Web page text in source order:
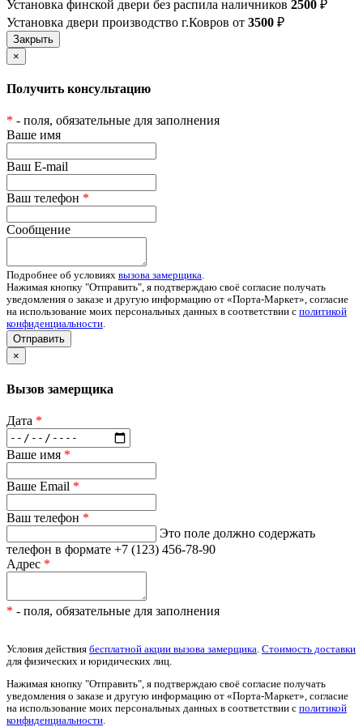
Установка финской двери без распила наличников 2500 ₽
Установка двери производство г.Ковров от 3500 ₽
×
Получить консультацию
* - поля, обязательные для заполнения
Ваше имя
Ваш E-mail
Ваш телефон *
Сообщение
Подробнее об условиях вызова замерщика.
Нажимая кнопку "Отправить", я подтверждаю своё согласие получать
уведомления о заказе и другую информацию от «Порта-Маркет», согласие
на использование моих персональных данных в соответствии с политикой
конфиденциальности.
Отправить
×
Вызов замерщика
Дата *
Ваше имя *
Ваше Email *
Ваш телефон *
Это поле должно содержать
телефон в формате +7 (123) 456-78-90
Адрес *
* - поля, обязательные для заполнения
Условия действия бесплатной акции вызова замерщика Стоимость доставки
для физических и юридических лиц.
Нажимая кнопку "Отправить", я подтверждаю своё согласие получать
уведомления о заказе и другую информацию от «Порта-Маркет», согласие
на использование моих персональных данных в соответствии с политикой
конфиденциальности